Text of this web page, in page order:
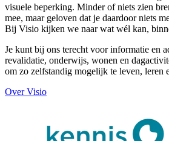
visuele beperking. Minder of niets zien
mee, maar geloven dat je daardoor niets
Bij Visio kijken we naar wat wél kan,
Je kunt bij ons terecht voor informatie en
revalidatie, onderwijs, wonen en
om zo zelfstandig mogelijk te leven, leren
Over Visio